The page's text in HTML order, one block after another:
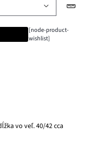
[node-product-
wishlist]
vo veľ. 40/42 cca